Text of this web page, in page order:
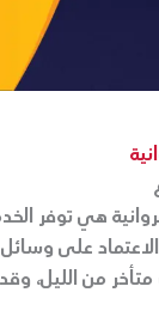
هي توفر
على
من الليل،